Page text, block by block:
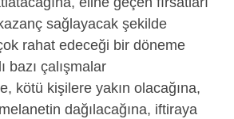
sağlayacak şekilde
rahat edeceği bir döneme
bazı çalışmalar
kötü kişilere yakın olacağına,
dağılacağına, iftiraya